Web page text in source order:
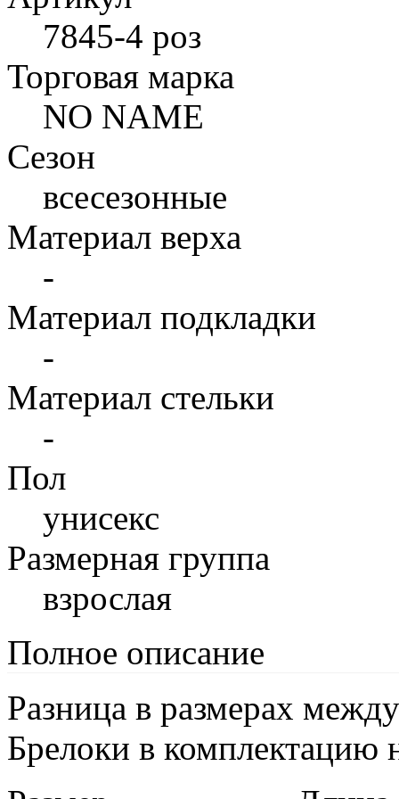
7845-4 роз
Торговая марка
NO NAME
Сезон
всесезонные
Материал верха
-
Материал подкладки
-
Материал стельки
-
Пол
унисекс
Размерная группа
взрослая
Полное описание
Разница в размерах
Брелоки в комплектацию